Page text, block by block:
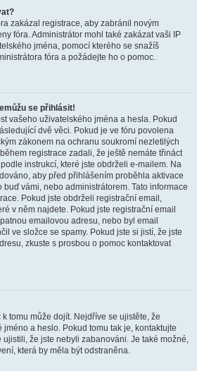
zakázal registrace, aby zabránil novým
fóra. Administrátor mohl také zakázat vaši IP
jména, pomocí kterého se snažíš
fóra a požádejte ho o pomoc.
se přihlásit!
vašeho uživatelského jména a hesla. Pokud
dvě věci. Pokud je ve fóru povolena
zákonem na ochranu soukromí nezletilých
registrace zadali, že ještě nemáte třináct
instrukcí, které jste obdrželi e-mailem. Na
aby před přihlášením proběhla aktivace
vámi, nebo administrátorem. Tato informace
Pokud jste obdrželi registrační email,
v něm najdete. Pokud jste registrační email
emailovou adresu, nebo byl email
ve složce se spamy. Pokud jste si jistí, že jste
zkuste s prosbou o pomoc kontaktovat
tomu může dojít. Nejdříve se ujistěte, že
a heslo. Pokud tomu tak je, kontaktujte
ujistili, že jste nebyli zabanováni. Je také možné,
která by měla být odstraněna.